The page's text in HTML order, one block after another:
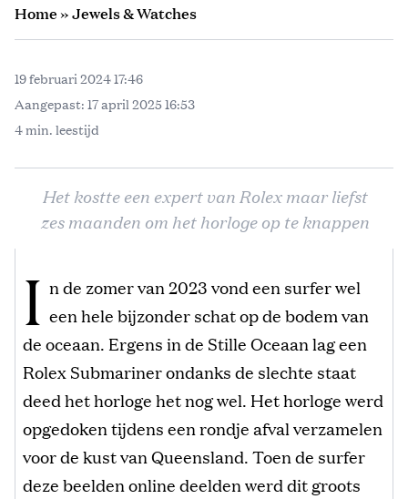
Home»Jewels & Watches
19 februari 2024 17:46
Aangepast: 17 april 2025 16:53
4 min. leestijd
Het kostte een expert van Rolex maar liefst
zes maanden om het horloge op te knappen
I n de zomer van 2023 vond een surfer wel
een hele bijzonder schat op de bodem van
de oceaan. Ergens in de Stille Oceaan lag een
Rolex Submariner ondanks de slechte staat
deed het horloge het nog wel. Het horloge werd
opgedoken tijdens een rondje afval verzamelen
voor de kust van Queensland. Toen de surfer
deze beelden online deelden werd dit groots